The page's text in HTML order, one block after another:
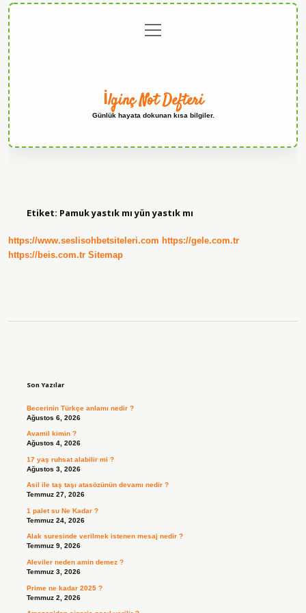
menüyü
aç
İlginç Not Defteri
Günlük hayata dokunan kısa bilgiler.
Etiket: Pamuk yastık mı yün yastık mı
https://www.seslisohbetsiteleri.com https://gele.com.tr
https://beis.com.tr Sitemap
Son Yazılar
Becerinin Türkçe anlamı nedir ?
Ağustos 6, 2026
Avamil kimin ?
Ağustos 4, 2026
17 yaş ruhsat alabilir mi ?
Ağustos 3, 2026
Asil ile taş taşı atasözünün devamı nedir ?
Temmuz 27, 2026
1 palet su Ne Kadar ?
Temmuz 24, 2026
Alak suresinde verilmek istenen mesaj nedir ?
Temmuz 9, 2026
Aleviler neden amin demez ?
Temmuz 3, 2026
Prime ne kadar 2025 ?
Temmuz 2, 2026